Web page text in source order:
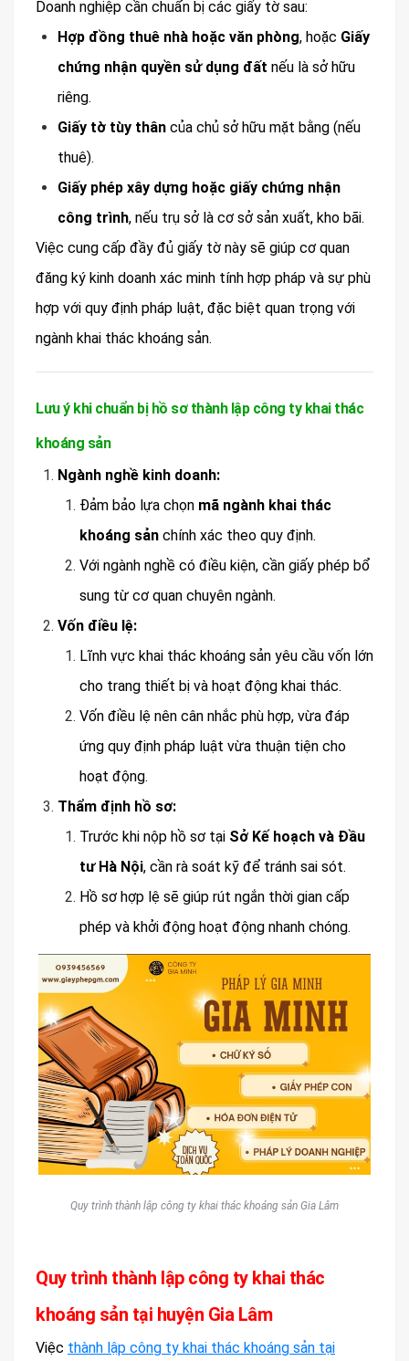
Doanh nghiệp cần chuẩn bị các giấy tờ sau:
Hợp đồng thuê nhà hoặc văn phòng, hoặc Giấy
chứng nhận quyền sử dụng đất nếu là sở hữu
riêng.
Giấy tờ tùy thân của chủ sở hữu mặt bằng (nếu
thuê).
Giấy phép xây dựng hoặc giấy chứng nhận
công trình, nếu trụ sở là cơ sở sản xuất, kho bãi.
Việc cung cấp đầy đủ giấy tờ này sẽ giúp cơ quan
đăng ký kinh doanh xác minh tính hợp pháp và sự phù
hợp với quy định pháp luật, đặc biệt quan trọng với
ngành khai thác khoáng sản.
Lưu ý khi chuẩn bị hồ sơ thành lập công ty khai thác
khoáng sản
Ngành nghề kinh doanh:
Đảm bảo lựa chọn mã ngành khai thác
khoáng sản chính xác theo quy định.
Với ngành nghề có điều kiện, cần giấy phép bổ
sung từ cơ quan chuyên ngành.
Vốn điều lệ:
Lĩnh vực khai thác khoáng sản yêu cầu vốn lớn
cho trang thiết bị và hoạt động khai thác.
Vốn điều lệ nên cân nhắc phù hợp, vừa đáp
ứng quy định pháp luật vừa thuận tiện cho
hoạt động.
Thẩm định hồ sơ:
Trước khi nộp hồ sơ tại Sở Kế hoạch và Đầu
tư Hà Nội, cần rà soát kỹ để tránh sai sót.
Hồ sơ hợp lệ sẽ giúp rút ngắn thời gian cấp
phép và khởi động hoạt động nhanh chóng.
Quy trình thành lập công ty khai thác khoáng sản Gia Lâm
Quy trình thành lập công ty khai thác
khoáng sản tại huyện Gia Lâm
Việc thành lập công ty khai thác khoáng sản tại